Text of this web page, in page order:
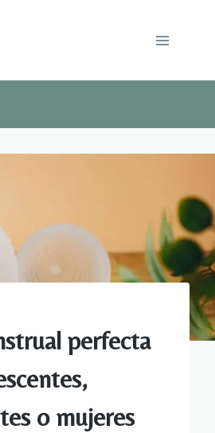
perfecta
o mujeres